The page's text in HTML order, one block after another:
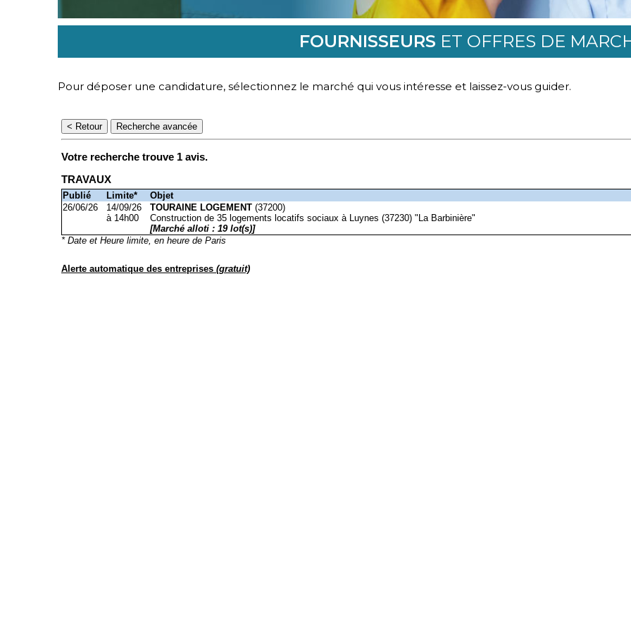
FOURNISSEURS ET OFFRES DE
Pour déposer une candidature, sélectionnez le marché qui vous intéresse et laissez-vous guider.